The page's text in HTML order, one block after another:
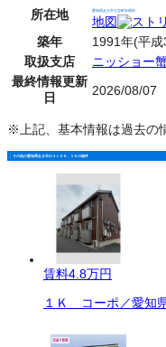
所在地 愛知県あま市七宝町桂親田
地図
築年
1991年(平成
取扱支店
ニッショー
最終情報更新
日
2026/08/07
※上記、基本情報は過去の
その他の愛知県あま市の３ＬＤＫ、１Ｋの物件
賃料4.8万円
１Ｋ コーポ／愛知